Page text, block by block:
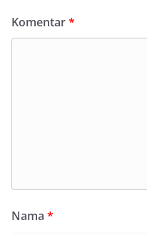
Komentar*
Nama *